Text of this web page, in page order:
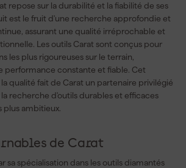
repose sur la durabilité et la fiabilité de ses
est le fruit d'une recherche approfondie et
assurant une qualité irréprochable et
Les outils Carat sont conçus pour
les plus rigoureuses sur le terrain,
performance constante et fiable. Cet
qualité fait de Carat un partenaire privilégié
recherche d'outils durables et efficaces
plus ambitieux.
de Carat
sa spécialisation dans les outils diamantés